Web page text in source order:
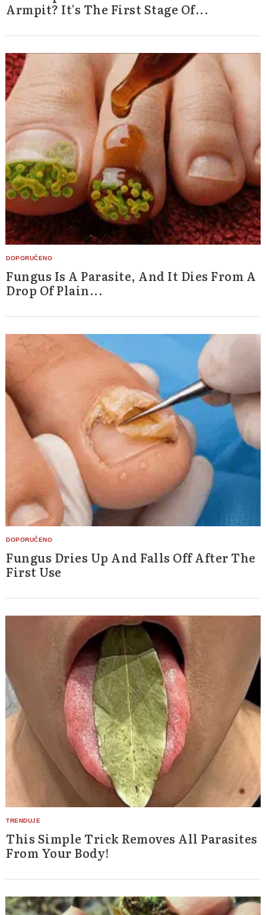
Armpit? It's The First Stage Of...
Fungus Is A Parasite, And It Dies From A
Drop Of Plain...
Fungus Dries Up And Falls Off After The
First Use
This Simple Trick Removes All Parasites
From Your Body!